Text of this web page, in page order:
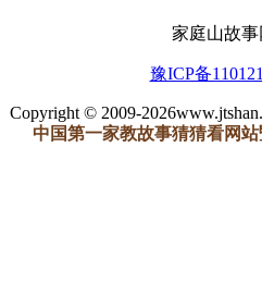
家庭山故事
豫ICP备
Copyright © 2009-
中国第一家教故事猜猜看网